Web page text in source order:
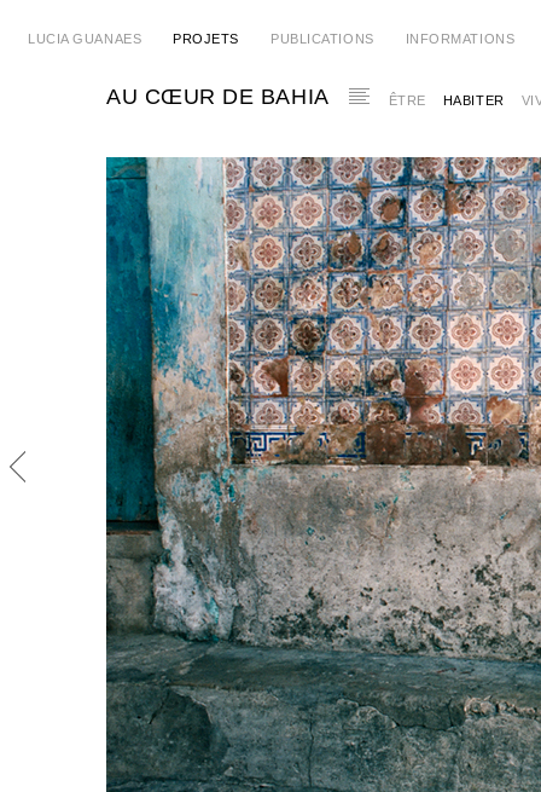
LUCIA GUANAES PROJETS PUBLICATIONS INFORMATIONS
AU CŒUR DE BAHIA ÊTRE HABITER